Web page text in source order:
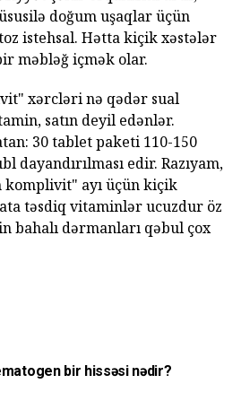
doğum uşaqlar üçün
istehsal. Hətta kiçik xəstələr
məbləğ içmək olar.
xərcləri nə qədər sual
satın deyil edənlər.
30 tablet paketi 110-150
dayandırılması edir. Razıyam,
ayı üçün kiçik
təsdiq vitaminlər ucuzdur öz
bahalı dərmanları qəbul çox
bir hissəsi nədir?